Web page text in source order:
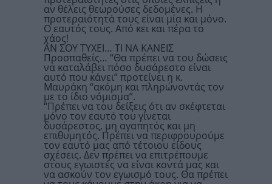
αν θέλεις θεωρούσες δεδομένες. Η
προτεραιότητά τους είναι μία και μόνο.
Ο εαυτός τους. Από κει και πέρα το
χάος!
ΑΝ ΣΟΥ ΤΥΧΕΙ… ΤΙ ΝΑ ΚΑΝΕΙΣ
Προσπαθείς… “Θα πρέπει να του δώσεις
να καταλάβει πόσο δυσάρεστο είναι
αυτό που κάνει” προτείνει η κ.
Μαυράκη “ακόμη και πληρώνοντάς τον
με το ίδιο νόμισμα”.
“Πρέπει να του δείξεις ότι αν σκέφτεται
μόνο τον εαυτό του γίνεται
δυσάρεστος, μη αγαπητός και μη
επιθυμητός. Πρέπει να περιφρουρούμε
τον εαυτό μας από τέτοιου είδους
σχέσεις. Δεν πρέπει να επιτρέπουμε
στους εγωιστές να είναι κοντά μας και
να ασκούν τον εγωισμό τους. Θα πρέπει